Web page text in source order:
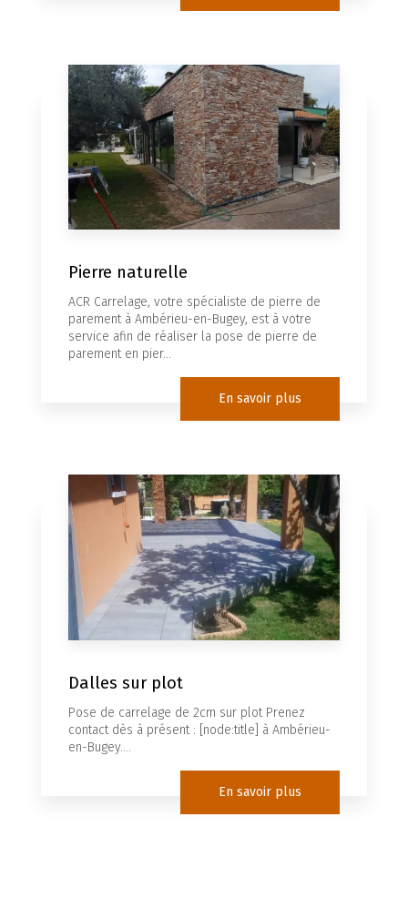
Pierre naturelle
ACR Carrelage, votre spécialiste de pierre de
parement à Ambérieu-en-Bugey, est à votre
service afin de réaliser la pose de pierre de
parement en pier...
En savoir plus
Dalles sur plot
Pose de carrelage de 2cm sur plot Prenez
contact dès à présent : [node:title] à Ambérieu-
en-Bugey....
En savoir plus